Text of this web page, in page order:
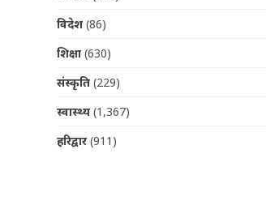
विदेश(86)
शिक्षा(630)
संस्कृति(229)
स्वास्थ्य(1,367)
हरिद्वार(911)